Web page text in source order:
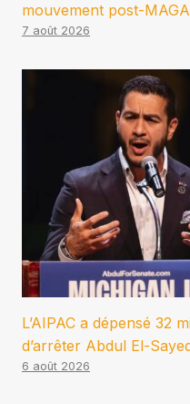
mouvement post-
7 août 2026
L’AIPAC a dépensé 32
d’arrêter Abdul El-
6 août 2026